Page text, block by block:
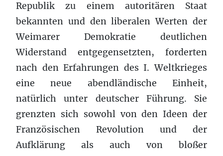
Republik zu einem autoritären Staat
bekannten und den liberalen Werten der
Weimarer Demokratie deutlichen
Widerstand entgegensetzten, forderten
nach den Erfahrungen des I. Weltkrieges
eine neue abendländische Einheit,
natürlich unter deutscher Führung. Sie
grenzten sich sowohl von den Ideen der
Französischen Revolution und der
Aufklärung als auch von bloßer